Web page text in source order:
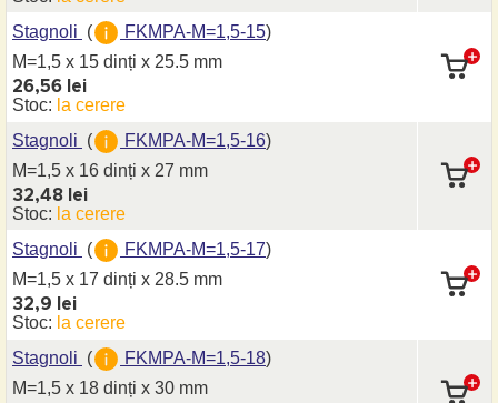
Stagnoli ( FKMPA-M=1,5-15)
M=1,5 x 15 dinți x 25.5 mm
26,56 lei
Stoc: la cerere
Stagnoli ( FKMPA-M=1,5-16)
M=1,5 x 16 dinți x 27 mm
32,48 lei
Stoc: la cerere
Stagnoli ( FKMPA-M=1,5-17)
M=1,5 x 17 dinți x 28.5 mm
32,9 lei
Stoc: la cerere
Stagnoli ( FKMPA-M=1,5-18)
M=1,5 x 18 dinți x 30 mm